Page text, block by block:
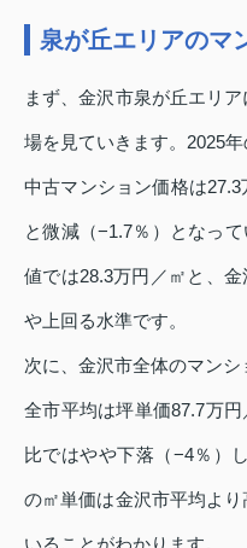
泉が丘エリアのマ
まず、金沢市泉が丘エリ
場を見ていきます。2025
中古マンション価格は
と微減（−1.7％）となっ
値では28.3万円／㎡と、
や上回る水準です。
次に、金沢市全体のマン
全市平均は坪単価87.7万
比ではやや下落（−4％）
の㎡単価は金沢市平均よ
いることがわかります。